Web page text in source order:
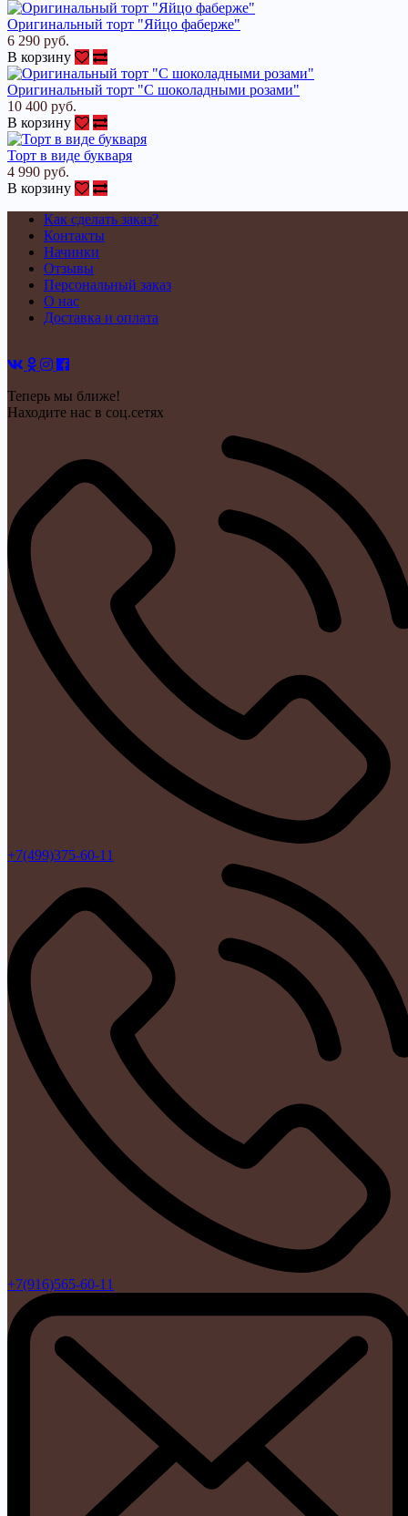
Оригинальный торт "Яйцо фаберже"
6 290 руб.
В корзину
Оригинальный торт "С шоколадными розами"
10 400 руб.
В корзину
Торт в виде букваря
4 990 руб.
В корзину
Как сделать заказ?
Контакты
Начинки
Отзывы
Персональный заказ
О нас
Доставка и оплата
Теперь мы ближе!
Находите нас в соц.сетях
+7(499)375-60-11
+7(916)565-60-11